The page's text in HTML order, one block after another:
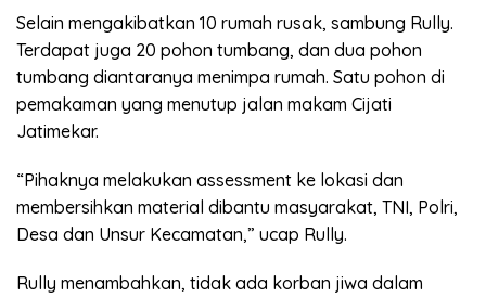
Selain mengakibatkan 10 rumah rusak, sambung Rully.
Terdapat juga 20 pohon tumbang, dan dua pohon
tumbang diantaranya menimpa rumah. Satu pohon di
pemakaman yang menutup jalan makam Cijati
Jatimekar.
“Pihaknya melakukan assessment ke lokasi dan
membersihkan material dibantu masyarakat, TNI, Polri,
Desa dan Unsur Kecamatan,” ucap Rully.
Rully menambahkan, tidak ada korban jiwa dalam